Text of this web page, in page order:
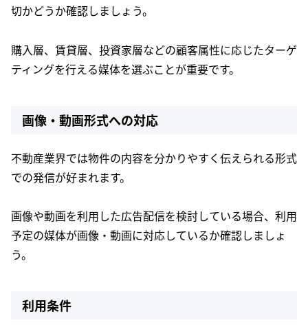
切かどうか確認しましょう。
購入層、賃貸層、投資家層などの顧客属性に応じたターゲ
ティングを行える媒体を選ぶことが重要です。
画像・動画形式への対応
不動産業界では物件の内容を分かりやすく伝えられる形式
での発信が好まれます。
画像や動画を利用した広告配信を検討している場合、利用
予定の媒体が画像・動画に対応しているか確認しましょ
う。
利用条件